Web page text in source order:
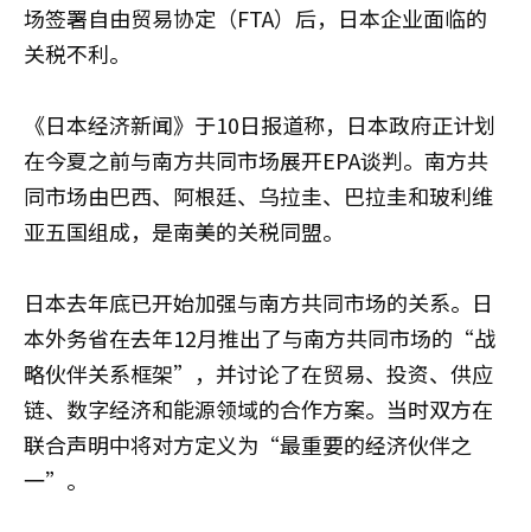
场签署自由贸易协定（FTA）后，日本企业面临的
关税不利。
《日本经济新闻》于10日报道称，日本政府正计划
在今夏之前与南方共同市场展开EPA谈判。南方共
同市场由巴西、阿根廷、乌拉圭、巴拉圭和玻利维
亚五国组成，是南美的关税同盟。
日本去年底已开始加强与南方共同市场的关系。日
本外务省在去年12月推出了与南方共同市场的“战
略伙伴关系框架”，并讨论了在贸易、投资、供应
链、数字经济和能源领域的合作方案。当时双方在
联合声明中将对方定义为“最重要的经济伙伴之
一”。